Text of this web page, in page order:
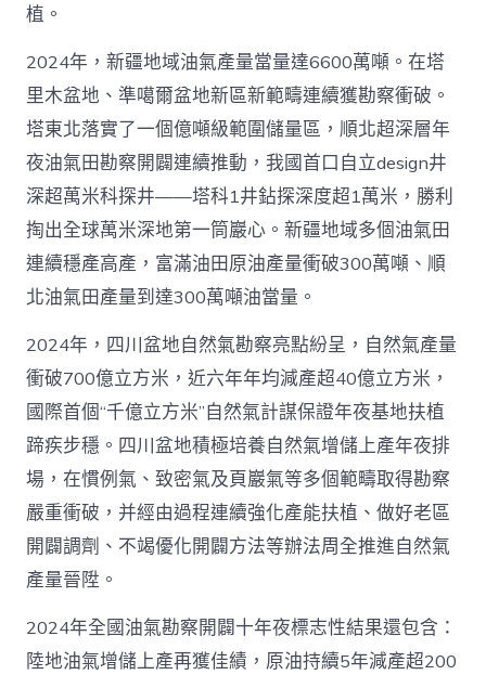
植。
2024年，新疆地域油氣產量當量達6600萬噸。在塔
里木盆地、準噶爾盆地新區新範疇連續獲勘察衝破。
塔東北落實了一個億噸級範圍儲量區，順北超深層年
夜油氣田勘察開闢連續推動，我國首口自立design井
深超萬米科探井——塔科1井鉆探深度超1萬米，勝利
掏出全球萬米深地第一筒巖心。新疆地域多個油氣田
連續穩產高產，富滿油田原油產量衝破300萬噸、順
北油氣田產量到達300萬噸油當量。
2024年，四川盆地自然氣勘察亮點紛呈，自然氣產量
衝破700億立方米，近六年年均減產超40億立方米，
國際首個“千億立方米”自然氣計謀保證年夜基地扶植
蹄疾步穩。四川盆地積極培養自然氣增儲上產年夜排
場，在慣例氣、致密氣及頁巖氣等多個範疇取得勘察
嚴重衝破，并經由過程連續強化產能扶植、做好老區
開闢調劑、不竭優化開闢方法等辦法周全推進自然氣
產量晉陞。
2024年全國油氣勘察開闢十年夜標志性結果還包含：
陸地油氣增儲上產再獲佳績，原油持續5年減產超200